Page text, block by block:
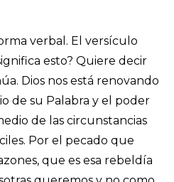
verbal. El versículo
esto? Quiere decir
Dios nos está renovando
de su Palabra y el poder
de las circunstancias
Por el pecado que
que es esa rebeldía